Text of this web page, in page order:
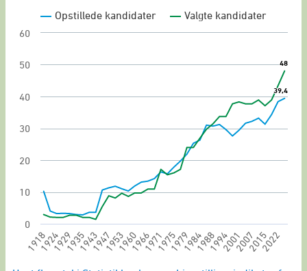
Line chart with 2 lines.
Ligestillingsindikator for opstillede og valgte
The chart has 1 X axis displaying categories.
The chart has 1 Y axis displaying values.
39,4
39,4
48
48
Opstillede kandidater Valgte kandidater
1918192419291935194319471953196019661971197519791984198819942001200720152022
0
10
20
30
40
50
60